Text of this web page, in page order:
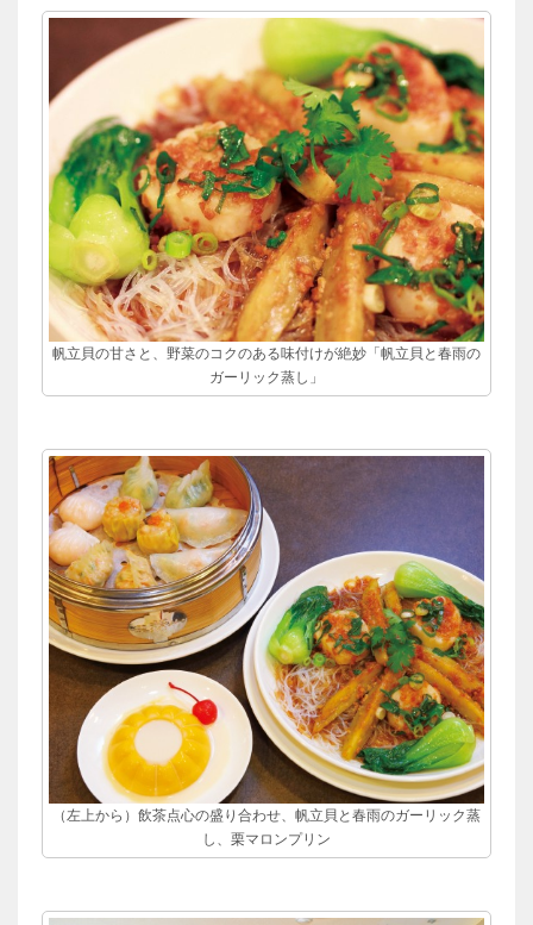
帆立貝の甘さと、野菜のコクのある味付けが絶妙「帆立貝と春雨の
ガーリック蒸し」
（左上から）飲茶点心の盛り合わせ、帆立貝と春雨のガーリック蒸
し、栗マロンプリン